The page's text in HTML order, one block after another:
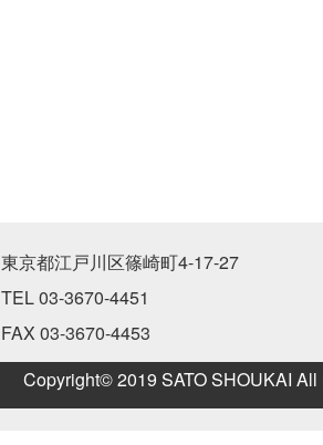
東京都江戸川区篠崎町4-17-27
TEL 03-3670-4451
FAX 03-3670-4453
Copyright© 2019 SATO SHOUKAI All